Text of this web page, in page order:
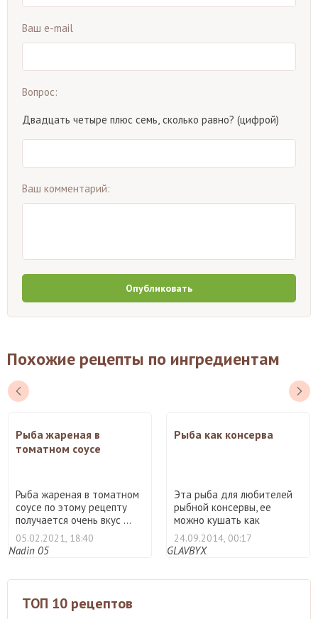
Ваш e-mail
Вопрос:
Двадцать четыре плюс семь, сколько равно? (цифрой)
Ваш комментарий:
Опубликовать
Похожие рецепты по ингредиентам
Рыба жареная в
томатном соусе
Рыба жареная в томатном
соусе по этому рецепту
получается очень вкус ...
05.02.2021, 18:40
Nadin 05
Рыба как консерва
Эта рыба для любителей
рыбной консервы, ее
можно кушать как
самостоя ...
24.09.2014, 00:17
GLAVBYX
ТОП 10 рецептов